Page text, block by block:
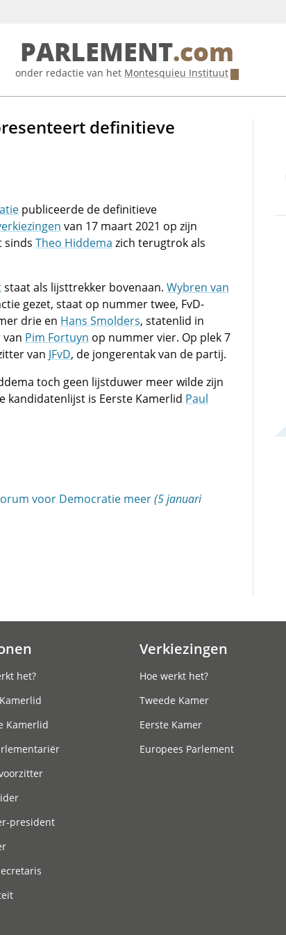
PARLEMENT.com
onder redactie van het Montesquieu Instituut
definitieve
publiceerde de definitieve
van 17 maart 2021 op zijn
sinds Theo Hiddema zich terugtrok als
staat als lijsttrekker bovenaan. Wybren van
gezet, staat op nummer twee, FvD-
drie en Hans Smolders, statenlid in
Pim Fortuyn op nummer vier. Op plek 7
van JFvD, de jongerentak van de partij.
toch geen lijstduwer meer wilde zijn
kandidatenlijst is Eerste Kamerlid Paul
voor Democratie meer(5 januari
het?
Kamerlid
president
Verkiezingen
Hoe werkt het?
Tweede Kamer
Eerste Kamer
Europees Parlement